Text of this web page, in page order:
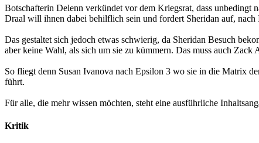
Botschafterin Delenn verkündet vor dem Kriegsrat, dass unbedingt
Draal will ihnen dabei behilflich sein und fordert Sheridan auf, nach
Das gestaltet sich jedoch etwas schwierig, da Sheridan Besuch
aber keine Wahl, als sich um sie zu kümmern. Das muss auch
So fliegt denn Susan Ivanova nach Epsilon 3 wo sie in die Matrix
führt.
Für alle, die mehr wissen möchten, steht eine ausführliche
Kritik